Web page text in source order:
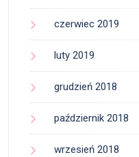
czerwiec 2019
luty 2019
grudzień 2018
październik 2018
wrzesień 2018